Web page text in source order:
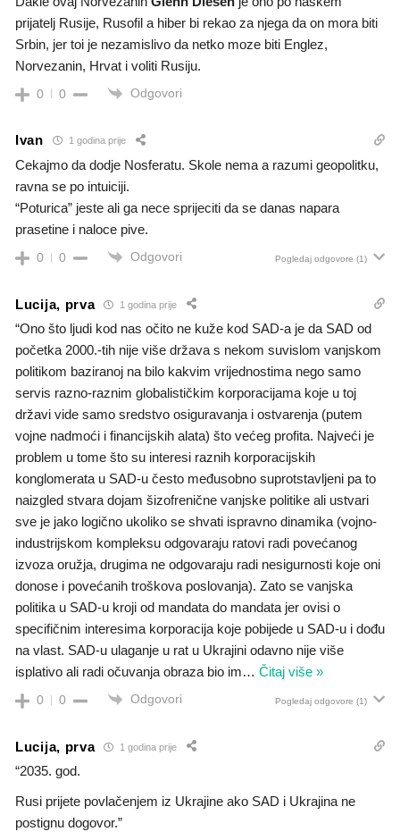
prijatelj Rusije, Rusofil a hiber bi rekao za njega da on mora biti
Srbin, jer toi je nezamislivo da netko moze biti Englez,
Norvezanin, Hrvat i voliti Rusiju.
0 0 Odgovori
Ivan 1 godina prije
Cekajmo da dodje Nosferatu. Skole nema a razumi geopolitku,
ravna se po intuiciji.
“Poturica” jeste ali ga nece sprijeciti da se danas napara
prasetine i naloce pive.
0 0 Odgovori Pogledaj odgovore (1)
Lucija, prva 1 godina prije
“Ono što ljudi kod nas očito ne kuže kod SAD-a je da SAD od
početka 2000.-tih nije više država s nekom suvislom vanjskom
politikom baziranoj na bilo kakvim vrijednostima nego samo
servis razno-raznim globalističkim korporacijama koje u toj
državi vide samo sredstvo osiguravanja i ostvarenja (putem
vojne nadmoći i financijskih alata) što većeg profita. Najveći je
problem u tome što su interesi raznih korporacijskih
konglomerata u SAD-u često međusobno suprotstavljeni pa to
naizgled stvara dojam šizofrenične vanjske politike ali ustvari
sve je jako logično ukoliko se shvati ispravno dinamika (vojno-
industrijskom kompleksu odgovaraju ratovi radi povećanog
izvoza oružja, drugima ne odgovaraju radi nesigurnosti koje oni
donose i povećanih troškova poslovanja). Zato se vanjska
politika u SAD-u kroji od mandata do mandata jer ovisi o
specifičnim interesima korporacija koje pobijede u SAD-u i dođu
na vlast. SAD-u ulaganje u rat u Ukrajini odavno nije više
isplativo ali radi očuvanja obraza bio im… Čitaj više »
0 0 Odgovori Pogledaj odgovore (1)
Lucija, prva 1 godina prije
“2035. god.
Rusi prijete povlačenjem iz Ukrajine ako SAD i Ukrajina ne
postignu dogovor.”